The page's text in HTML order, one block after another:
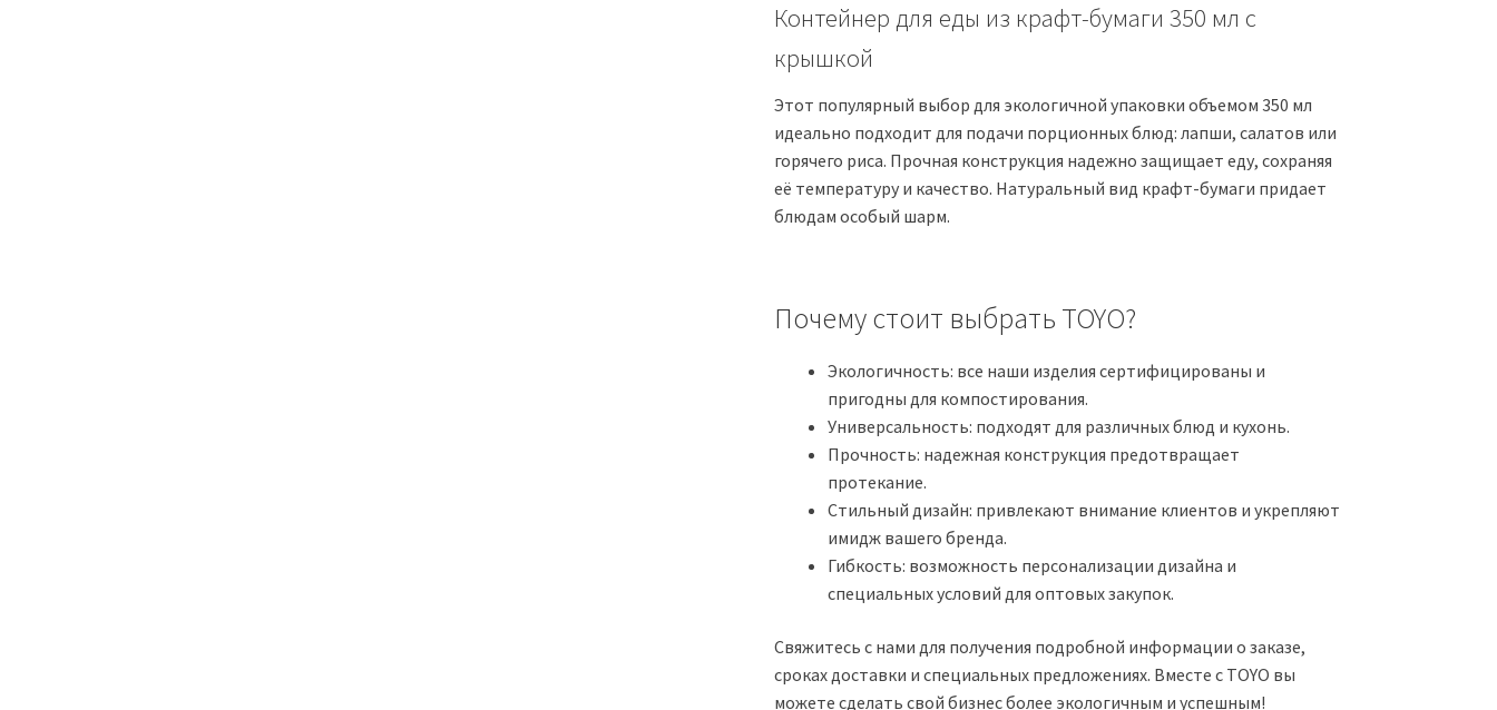
Контейнер для еды из крафт-бумаги 350 мл с
крышкой
Этот популярный выбор для экологичной упаковки объемом 350 мл
идеально подходит для подачи порционных блюд: лапши, салатов или
горячего риса. Прочная конструкция надежно защищает еду, сохраняя
её температуру и качество. Натуральный вид крафт-бумаги придает
блюдам особый шарм.
Почему стоит выбрать TOYO?
Экологичность: все наши изделия сертифицированы и
пригодны для компостирования.
Универсальность: подходят для различных блюд и кухонь.
Прочность: надежная конструкция предотвращает
протекание.
Стильный дизайн: привлекают внимание клиентов и укрепляют
имидж вашего бренда.
Гибкость: возможность персонализации дизайна и
специальных условий для оптовых закупок.
Свяжитесь с нами для получения подробной информации о заказе,
сроках доставки и специальных предложениях. Вместе с TOYO вы
можете сделать свой бизнес более экологичным и успешным!